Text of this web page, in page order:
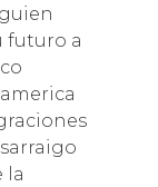
futuro a
la